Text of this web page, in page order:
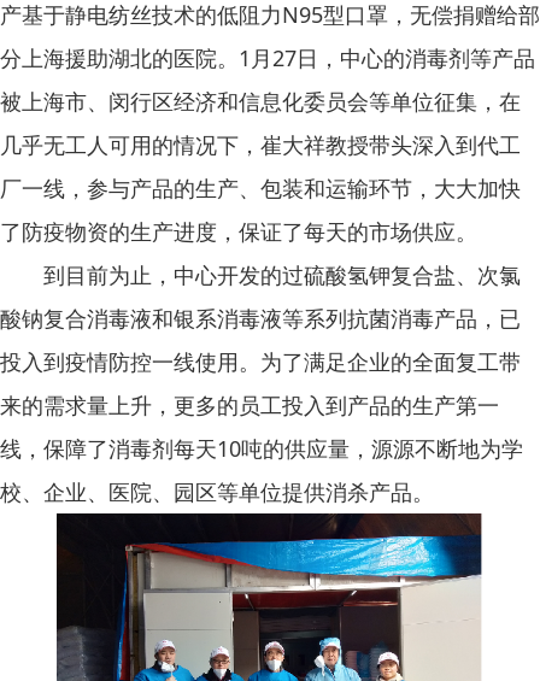
产基于静电纺丝技术的低阻力N95型口罩，无偿捐赠给部
分上海援助湖北的医院。1月27日，中心的消毒剂等产品
被上海市、闵行区经济和信息化委员会等单位征集，在
几乎无工人可用的情况下，崔大祥教授带头深入到代工
厂一线，参与产品的生产、包装和运输环节，大大加快
了防疫物资的生产进度，保证了每天的市场供应。
到目前为止，中心开发的过硫酸氢钾复合盐、次氯
酸钠复合消毒液和银系消毒液等系列抗菌消毒产品，已
投入到疫情防控一线使用。为了满足企业的全面复工带
来的需求量上升，更多的员工投入到产品的生产第一
线，保障了消毒剂每天10吨的供应量，源源不断地为学
校、企业、医院、园区等单位提供消杀产品。